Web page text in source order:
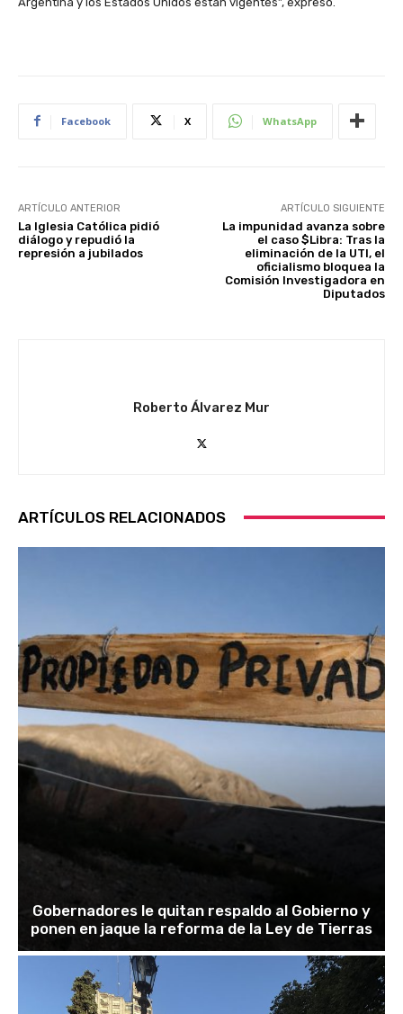
Facebook X WhatsApp
ARTÍCULO ANTERIOR
La Iglesia Católica pidió
diálogo y repudió la
represión a jubilados
ARTÍCULO SIGUIENTE
La impunidad avanza sobre
el caso $Libra: Tras la
eliminación de la UTI, el
oficialismo bloquea la
Comisión Investigadora en
Diputados
Roberto Álvarez Mur
ARTÍCULOS RELACIONADOS
Gobernadores le quitan respaldo al Gobierno y
ponen en jaque la reforma de la Ley de Tierras